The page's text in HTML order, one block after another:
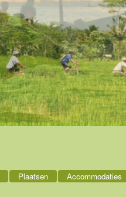
Plaatsen Accommodaties